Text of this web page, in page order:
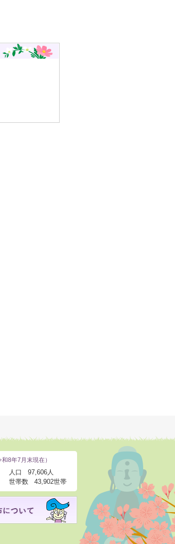
和8年7月末現在）
人口
97,606人
世帯数
43,902世帯